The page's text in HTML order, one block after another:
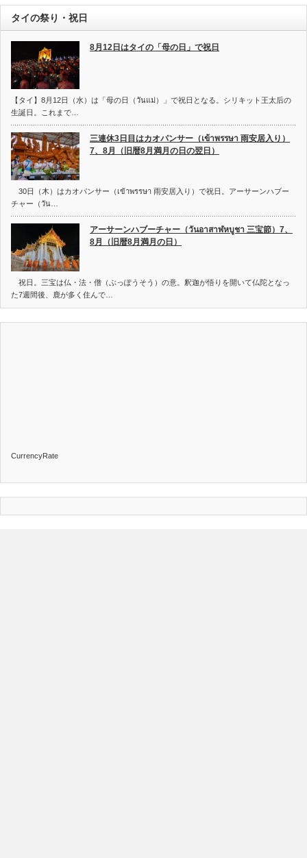
タイの祭り・祝日
8月12日はタイの「母の日」で祝日
【タイ】8月12日（水）は「母の日（วันแม่）」で祝日となる。シリキット王太后の
生誕日。これまで…
三連休3日目はカオパンサー（เข้าพรรษา 雨安居入り）
7、8月（旧暦8月満月の日の翌日）
30日（木）はカオパンサー（เข้าพรรษา 雨安居入り）で祝日。アーサーンハブー
チャー（วัน…
アーサーンハブーチャー（วันอาสาฬหบูชา 三宝節）7、
8月（旧暦8月満月の日）
祝日。三宝は仏・法・僧（ぶっぽうそう）の意。釈迦が悟りを開いて仏陀となっ
た7週間後、鹿が多く住んで…
CurrencyRate